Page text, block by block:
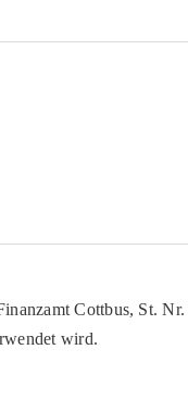
Cottbus, St.
wird.